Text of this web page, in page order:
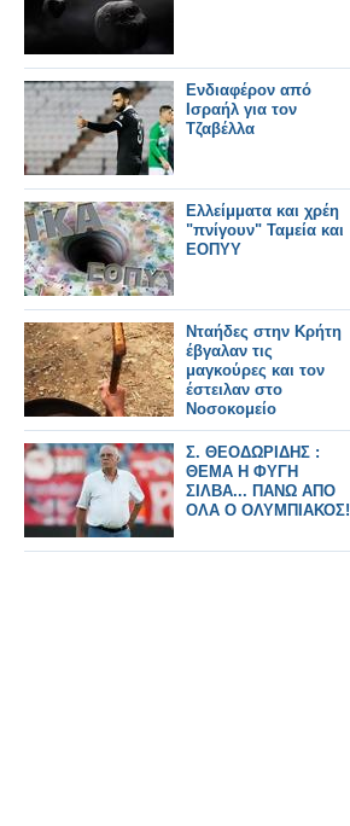
Ενδιαφέρον από
Ισραήλ για τον
Τζαβέλλα
Ελλείμματα και χρέη
"πνίγουν" Ταμεία και
ΕΟΠΥΥ
Νταήδες στην Κρήτη
έβγαλαν τις
μαγκούρες και τον
έστειλαν στο
Νοσοκομείο
Σ. ΘΕΟΔΩΡΙΔΗΣ :
ΘΕΜΑ Η ΦΥΓΗ
ΣΙΛΒΑ... ΠΑΝΩ ΑΠΟ
ΟΛΑ Ο ΟΛΥΜΠΙΑΚΟΣ!